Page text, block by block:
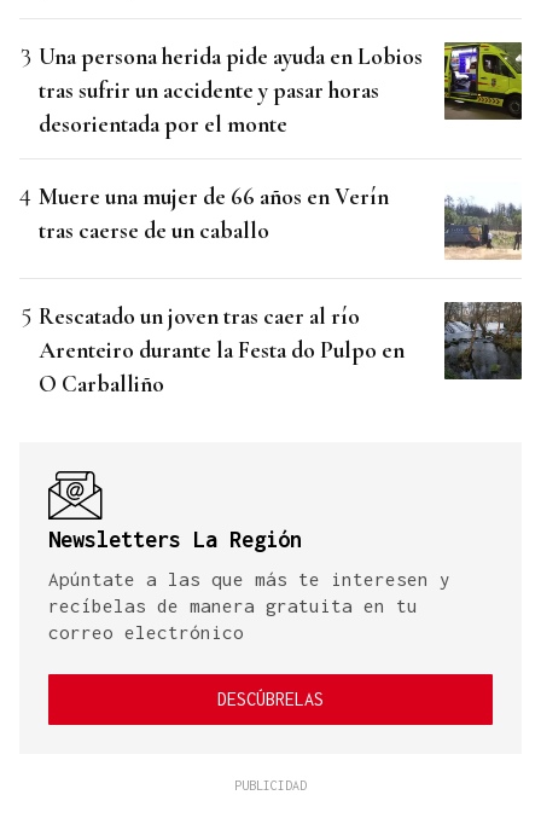
Una persona herida pide ayuda en Lobios
tras sufrir un accidente y pasar horas
desorientada por el monte
Muere una mujer de 66 años en Verín
tras caerse de un caballo
Rescatado un joven tras caer al río
Arenteiro durante la Festa do Pulpo en
O Carballiño
Newsletters La Región
Apúntate a las que más te interesen y
recíbelas de manera gratuita en tu
correo electrónico
DESCÚBRELAS